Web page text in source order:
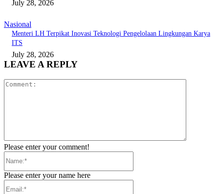
July 28, 2026
Nasional
Menteri LH Terpikat Inovasi Teknologi Pengelolaan Lingkungan Karya
ITS
July 28, 2026
LEAVE A REPLY
Please enter your comment!
Please enter your name here